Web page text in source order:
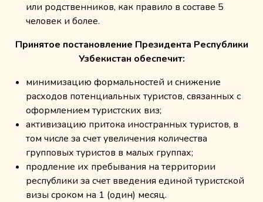
или родственников, как правило в составе 5
человек и более.
Принятое постановление Президента Республики
Узбекистан обеспечит:
минимизацию формальностей и снижение
расходов потенциальных туристов, связанных с
оформлением туристских виз;
активизацию притока иностранных туристов, в
том числе за счет увеличения количества
групповых туристов в малых группах;
продление их пребывания на территории
республики за счет введения единой туристской
визы сроком на 1 (один) месяц.